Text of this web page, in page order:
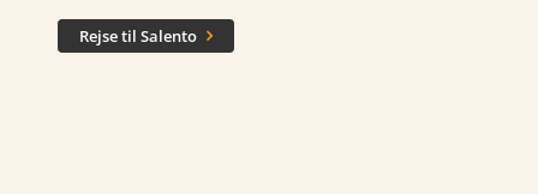
Rejse til Salento 